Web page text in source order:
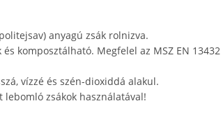
anyagú zsák rolnizva.
komposztálható. Megfelel az MSZ EN 13432
vízzé és szén-dioxiddá alakul.
lebomló zsákok használatával!